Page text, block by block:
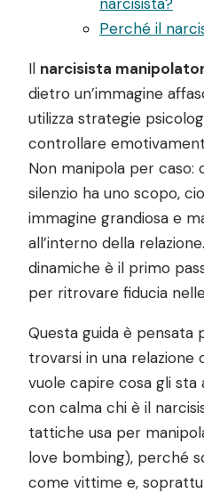
Perché il
Il narcisista
dietro un’immagine
utilizza strategie
controllare
Non manipola per caso:
silenzio ha uno scopo,
immagine grandiosa e
all’interno della
dinamiche è il primo
per ritrovare fiducia
Questa guida è pensata
trovarsi in una
vuole capire cosa gli sta
con calma chi è il
tattiche usa per
love bombing), perché
come vittime e,